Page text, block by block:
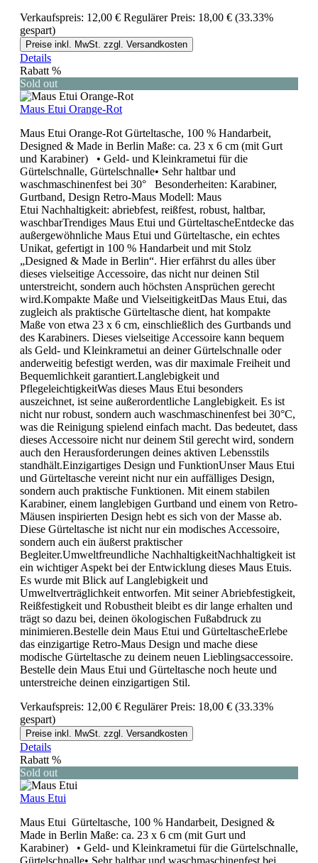
Verkaufspreis: 12,00 € Regulärer Preis: 18,00 € (33.33%
gespart)
Preise inkl. MwSt. zzgl. Versandkosten
Details
Rabatt %
Sold out
Maus Etui Orange-Rot
Maus Etui Orange-Rot Gürteltasche, 100 % Handarbeit,
Designed & Made in Berlin Maße: ca. 23 x 6 cm (mit Gurt
und Karabiner) • Geld- und Kleinkrametui für die
Gürtelschnalle, Gürtelschnalle• Sehr haltbar und
waschmaschinenfest bei 30° Besonderheiten: Karabiner,
Gurtband, Design Retro-Maus Modell: Maus
Etui Nachhaltigkeit: abriebfest, reißfest, robust, haltbar,
waschbarTrendiges Maus Etui und GürteltascheEntdecke das
außergewöhnliche Maus Etui und Gürteltasche, ein echtes
Unikat, gefertigt in 100 % Handarbeit und mit Stolz
„Designed & Made in Berlin“. Hier erfährst du alles über
dieses vielseitige Accessoire, das nicht nur deinen Stil
unterstreicht, sondern auch höchsten Ansprüchen gerecht
wird.Kompakte Maße und VielseitigkeitDas Maus Etui, das
zugleich als praktische Gürteltasche dient, hat kompakte
Maße von etwa 23 x 6 cm, einschließlich des Gurtbands und
des Karabiners. Dieses vielseitige Accessoire kann bequem
als Geld- und Kleinkrametui an deiner Gürtelschnalle oder
anderweitig befestigt werden, was dir maximale Freiheit und
Bequemlichkeit garantiert.Langlebigkeit und
PflegeleichtigkeitWas dieses Maus Etui besonders
auszeichnet, ist seine außerordentliche Langlebigkeit. Es ist
nicht nur robust, sondern auch waschmaschinenfest bei 30°C,
was die Reinigung spielend einfach macht. Das bedeutet, dass
dieses Accessoire nicht nur deinem Stil gerecht wird, sondern
auch den Herausforderungen deines aktiven Lebensstils
standhält.Einzigartiges Design und FunktionUnser Maus Etui
und Gürteltasche vereint nicht nur ein auffälliges Design,
sondern auch praktische Funktionen. Mit einem stabilen
Karabiner, einem langlebigen Gurtband und einem von Retro-
Mäusen inspirierten Design hebt es sich von der Masse ab.
Diese Gürteltasche ist nicht nur ein modisches Accessoire,
sondern auch ein äußerst praktischer
Begleiter.Umweltfreundliche NachhaltigkeitNachhaltigkeit ist
ein wichtiger Aspekt bei der Entwicklung dieses Maus Etuis.
Es wurde mit Blick auf Langlebigkeit und
Umweltverträglichkeit entworfen. Mit seiner Abriebfestigkeit,
Reißfestigkeit und Robustheit bleibt es dir lange erhalten und
trägt so dazu bei, deinen ökologischen Fußabdruck zu
minimieren.Bestelle dein Maus Etui und GürteltascheErlebe
das einzigartige Retro-Maus Design und mache diese
modische Gürteltasche zu deinem neuen Lieblingsaccessoire.
Bestelle dein Maus Etui und Gürteltasche noch heute und
unterstreiche deinen einzigartigen Stil.
Verkaufspreis: 12,00 € Regulärer Preis: 18,00 € (33.33%
gespart)
Preise inkl. MwSt. zzgl. Versandkosten
Details
Rabatt %
Sold out
Maus Etui
Maus Etui Gürteltasche, 100 % Handarbeit, Designed &
Made in Berlin Maße: ca. 23 x 6 cm (mit Gurt und
Karabiner) • Geld- und Kleinkrametui für die Gürtelschnalle,
Gürtelschnalle• Sehr haltbar und waschmaschinenfest bei